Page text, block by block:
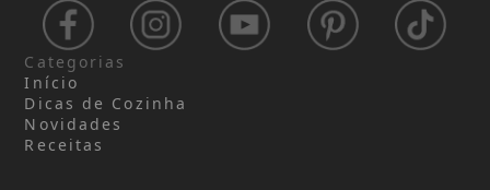
Categorias
Início
Dicas de Cozinha
Novidades
Receitas